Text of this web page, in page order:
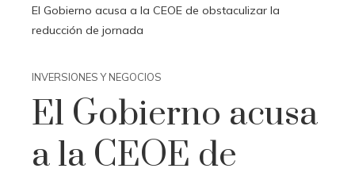
El Gobierno acusa a la CEOE de obstaculizar la
reducción de jornada
INVERSIONES Y NEGOCIOS
El Gobierno acusa
a la CEOE de